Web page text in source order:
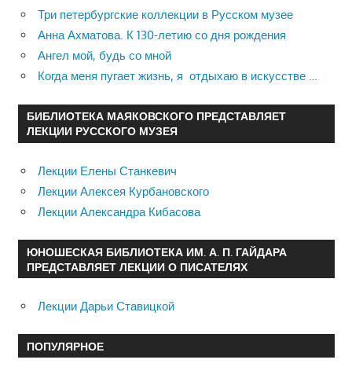
Три петербургские коллекции в Русском музее
Анна Ахматова. К 130-летию со дня рождения
Ангел мой, будь со мной
Когда меня пугает жизнь, я отдыхаю в искусстве …
БИБЛИОТЕКА МАЯКОВСКОГО ПРЕДСТАВЛЯЕТ
ЛЕКЦИИ РУССКОГО МУЗЕЯ
Лекции Елены Станкевич
Лекции Алексея Курбановского
Лекции Александра Кибасова
ЮНОШЕСКАЯ БИБЛИОТЕКА ИМ. А. П. ГАЙДАРА
ПРЕДСТАВЛЯЕТ ЛЕКЦИИ О ПИСАТЕЛЯХ
Лекции Дарьи Ставицкой
ПОПУЛЯРНОЕ